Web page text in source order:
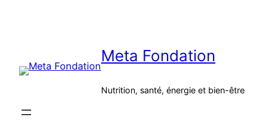
Meta Fondation
Nutrition, santé, énergie et bien-être